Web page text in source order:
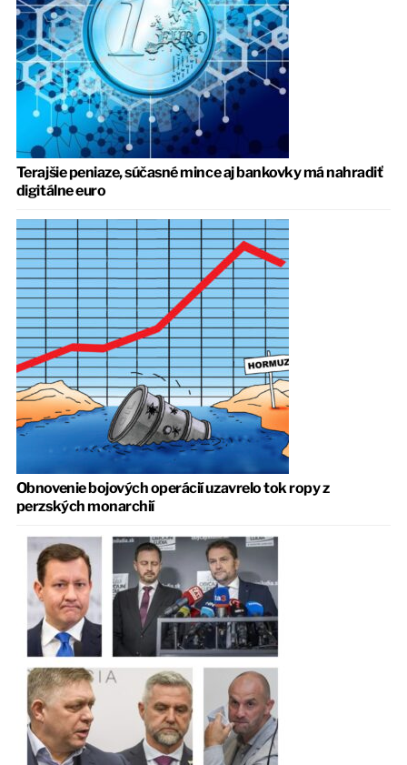
Terajšie peniaze, súčasné mince aj bankovky má nahradiť
digitálne euro
Obnovenie bojových operácií uzavrelo tok ropy z
perzských monarchií